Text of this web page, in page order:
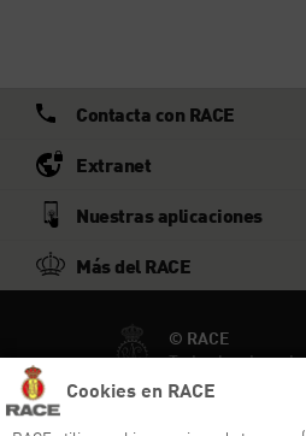
Cookies en RACE
Contacta con RACE
Extranet
Nuestras aplicaciones
Más del RACE
© RACE
Todos los